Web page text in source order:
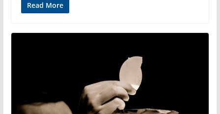
Read More